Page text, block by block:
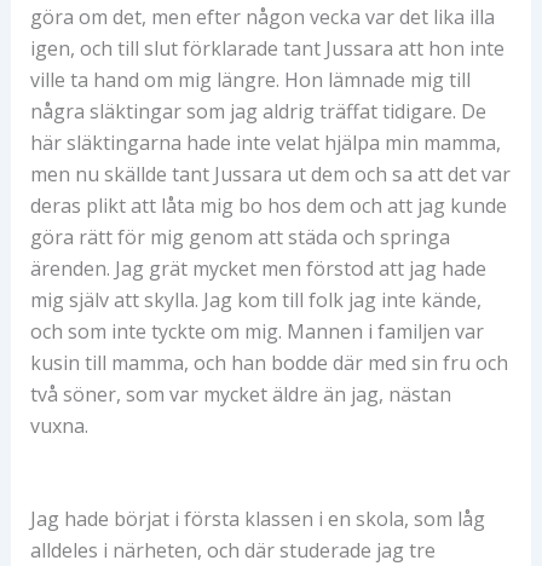
göra om det, men efter någon vecka var det lika illa
igen, och till slut förklarade tant Jussara att hon inte
ville ta hand om mig längre. Hon lämnade mig till
några släktingar som jag aldrig träffat tidigare. De
här släktingarna hade inte velat hjälpa min mamma,
men nu skällde tant Jussara ut dem och sa att det var
deras plikt att låta mig bo hos dem och att jag kunde
göra rätt för mig genom att städa och springa
ärenden. Jag grät mycket men förstod att jag hade
mig själv att skylla. Jag kom till folk jag inte kände,
och som inte tyckte om mig. Mannen i familjen var
kusin till mamma, och han bodde där med sin fru och
två söner, som var mycket äldre än jag, nästan
vuxna.
Jag hade börjat i första klassen i en skola, som låg
alldeles i närheten, och där studerade jag tre